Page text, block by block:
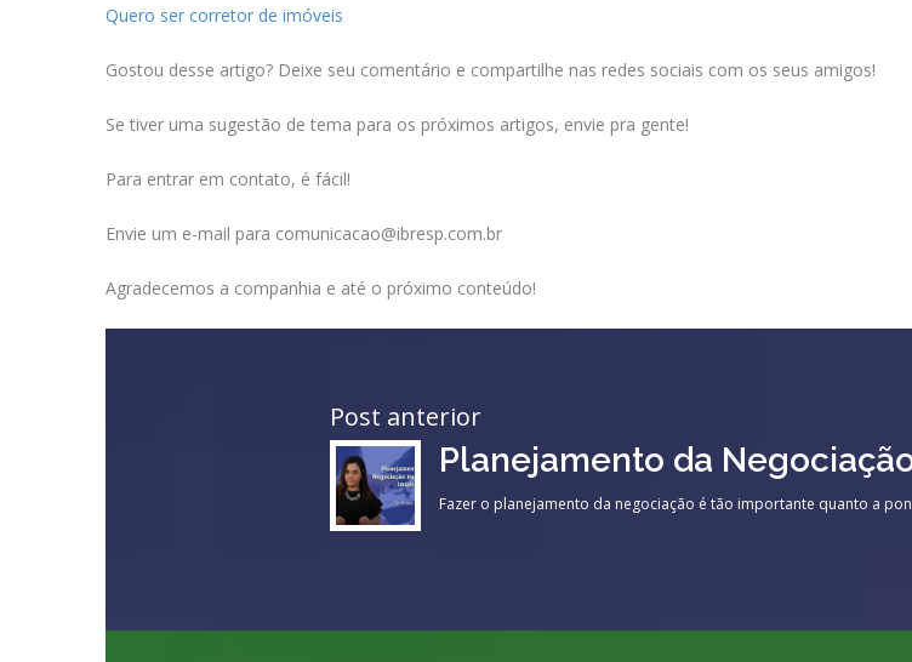
Quero ser corretor de imóveis
Gostou desse artigo? Deixe seu comentário e compartilhe nas redes sociais com os seus amigos!
Se tiver uma sugestão de tema para os próximos artigos, envie pra gente!
Para entrar em contato, é fácil!
Envie um e-mail para comunicacao@ibresp.com.br
Agradecemos a companhia e até o próximo conteúdo!
Post anterior
Planejamento da
Fazer o planejamento da negociação é tão importante quanto a